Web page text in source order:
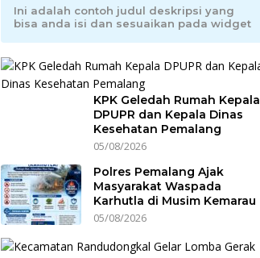
Ini adalah contoh judul deskripsi yang
bisa anda isi dan sesuaikan pada widget
KPK Geledah Rumah Kepala
DPUPR dan Kepala Dinas
Kesehatan Pemalang
05/08/2026
Polres Pemalang Ajak
Masyarakat Waspada
Karhutla di Musim Kemarau
05/08/2026